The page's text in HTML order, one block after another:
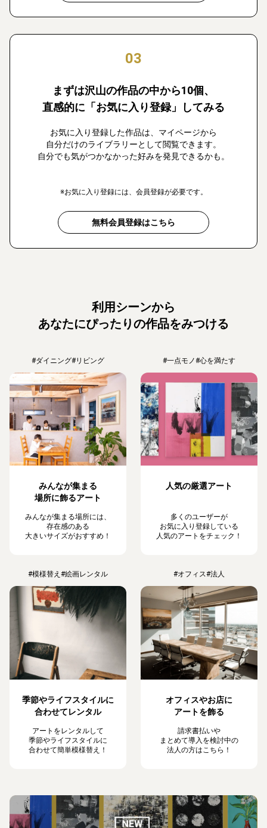
03
まずは沢山の作品の中から10個、
直感的に「お気に入り登録」してみる
お気に入り登録した作品は、マイページから
自分だけのライブラリーとして閲覧できます。
自分でも気がつかなかった好みを発見できるかも。
※お気に入り登録には、会員登録が必要です。
無料会員登録はこちら
利用シーンから
あなたにぴったりの作品をみつける
#ダイニング#リビング
みんなが集まる
場所に飾るアート
みんなが集まる場所には、
存在感のある
大きいサイズがおすすめ！
#一点モノ#心を満たす
人気の厳選アート
多くのユーザーが
お気に入り登録している
人気のアートをチェック！
#模様替え #絵画レンタル
季節やライフスタイルに
合わせてレンタル
アートをレンタルして
季節やライフスタイルに
合わせて簡単模様替え！
#オフィス#法人
オフィスやお店に
アートを飾る
請求書払いや
まとめて導入を検討中の
法人の方はこちら！